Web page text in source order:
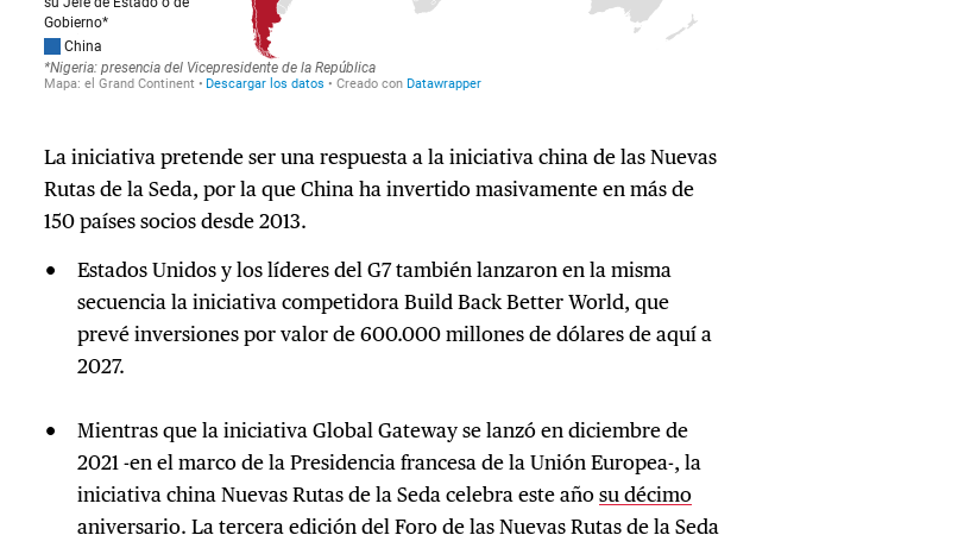
La iniciativa pretende ser una respuesta a la iniciativa china de las Nuevas
Rutas de la Seda, por la que China ha invertido masivamente en más de
150 países socios desde 2013.
Estados Unidos y los líderes del G7 también lanzaron en la misma
secuencia la iniciativa competidora Build Back Better World, que
prevé inversiones por valor de 600.000 millones de dólares de aquí a
2027.
Mientras que la iniciativa Global Gateway se lanzó en diciembre de
2021 -en el marco de la Presidencia francesa de la Unión Europea-, la
iniciativa china Nuevas Rutas de la Seda celebra este añosu décimo
aniversario. La tercera edición del Foro de las Nuevas Rutas de la Seda